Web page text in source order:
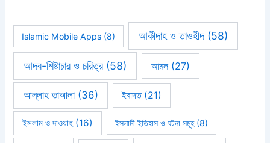
Islamic Mobile Apps (8) আকীদাহ ও তাওহীদ(58)
আদব-শিষ্টাচার ও চরিত্র(58) আমল(27)
আল্লাহ তাআলা(36) ইবাদত(21)
ইসলাম ও দাওয়াহ (16) ইসলামী ইতিহাস ও ঘটনা সমূহ(8)